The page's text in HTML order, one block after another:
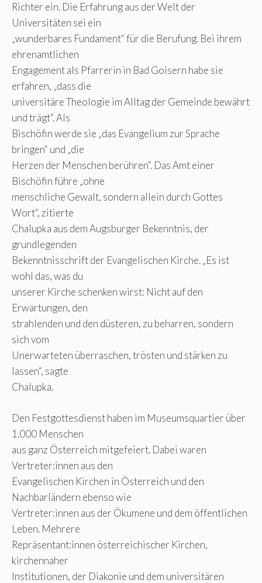
Richter ein. Die Erfahrung aus der Welt der
Universitäten sei ein
„wunderbares Fundament“ für die Berufung. Bei ihrem
ehrenamtlichen
Engagement als Pfarrerin in Bad Goisern habe sie
erfahren, „dass die
universitäre Theologie im Alltag der Gemeinde bewährt
und trägt“. Als
Bischöfin werde sie „das Evangelium zur Sprache
bringen“ und „die
Herzen der Menschen berühren“. Das Amt einer
Bischöfin führe „ohne
menschliche Gewalt, sondern allein durch Gottes
Wort“, zitierte
Chalupka aus dem Augsburger Bekenntnis, der
grundlegenden
Bekenntnisschrift der Evangelischen Kirche. „Es ist
wohl das, was du
unserer Kirche schenken wirst: Nicht auf den
Erwartungen, den
strahlenden und den düsteren, zu beharren, sondern
sich vom
Unerwarteten überraschen, trösten und stärken zu
lassen“, sagte
Chalupka.
Den Festgottesdienst haben im Museumsquartier über
1.000 Menschen
aus ganz Österreich mitgefeiert. Dabei waren
Vertreter:innen aus den
Evangelischen Kirchen in Österreich und den
Nachbarländern ebenso wie
Vertreter:innen aus der Ökumene und dem öffentlichen
Leben. Mehrere
Repräsentant:innen österreichischer Kirchen,
kirchennaher
Institutionen, der Diakonie und dem universitären